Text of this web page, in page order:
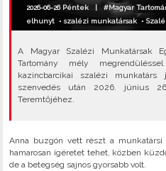
2026-06-26 Péntek |#Magyar
elhunyt •szalézi munkatársak •
A Magyar Szalézi Munkatársak
Tartomány mély
kazincbarcikai szalézi
szenvedés után 2026. június
Teremtőjéhez.
Anna buzgón vett részt a munkatársi
hamarosan ígéretet tehet, közben
de a betegség sajnos gyorsabb volt.